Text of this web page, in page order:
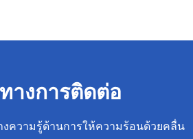
างการติดต่อ
งความรู้ด้านการให้ความร้อนด้วยคลื่น